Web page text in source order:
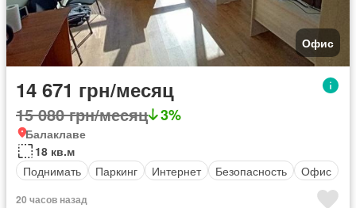
Офис
14 671 грн/месяц
15 080 грн/месяц 3%
Балаклаве
18 кв.м
Поднимать
Паркинг Интернет Безопасность Офис
20 часов назад